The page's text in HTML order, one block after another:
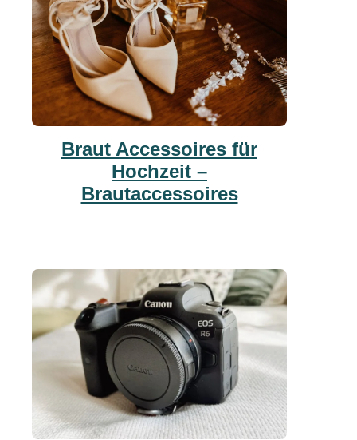
Braut Accessoires für
Hochzeit –
Brautaccessoires